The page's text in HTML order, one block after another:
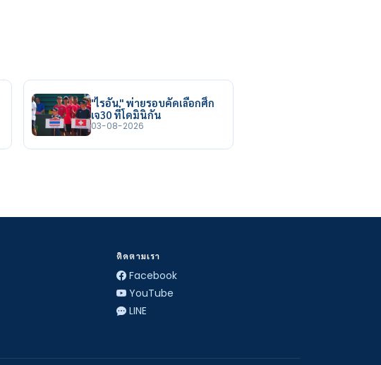
"ไรอัน" พ่ายรอบคัดเลือกศึก
เจ30 ที่โดมินิกัน
03-08-2026
ติดตามเรา
Facebook
YouTube
LINE